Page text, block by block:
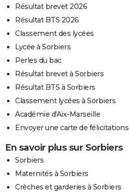
Résultat brevet 2026
Résultat BTS 2026
Classement des lycées
Lycée à Sorbiers
Perles du bac
Résultat brevet à Sorbiers
Résultat BTS à Sorbiers
Classement lycées à Sorbiers
Académie d'Aix-Marseille
Envoyer une carte de félicitations
En savoir plus sur Sorbiers
Sorbiers
Maternités à Sorbiers
Crèches et garderies à Sorbiers